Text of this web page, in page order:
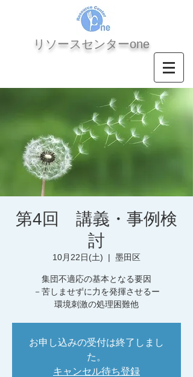
​リソースセンターone
第4回 講義・事例検
討
10月22日(土)
  |
墨田区
集団不適応の基本となる要因
－苦しませずに力を発揮させるー
環境刺激の処理困難他
お申し込みの受付は終了しまし
た。
キャンセル待ち登録